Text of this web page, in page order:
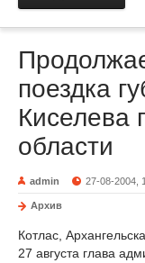
поездка
области
admin 27-08-2004,
Архив
Котлас,
27 августа глава